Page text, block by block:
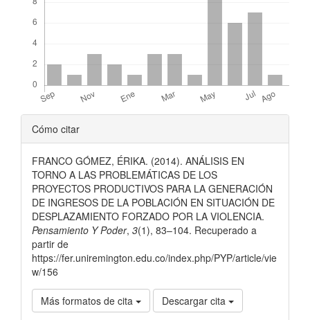
Detalles
del
artículo
Cómo citar
FRANCO GÓMEZ, ÉRIKA. (2014). ANÁLISIS EN
TORNO A LAS PROBLEMÁTICAS DE LOS
PROYECTOS PRODUCTIVOS PARA LA GENERACIÓN
DE INGRESOS DE LA POBLACIÓN EN SITUACIÓN DE
DESPLAZAMIENTO FORZADO POR LA VIOLENCIA.
Pensamiento Y Poder, 3(1), 83–104. Recuperado a
partir de
https://fer.uniremington.edu.co/index.php/PYP/article/vie
w/156
Más formatos de cita Descargar cita